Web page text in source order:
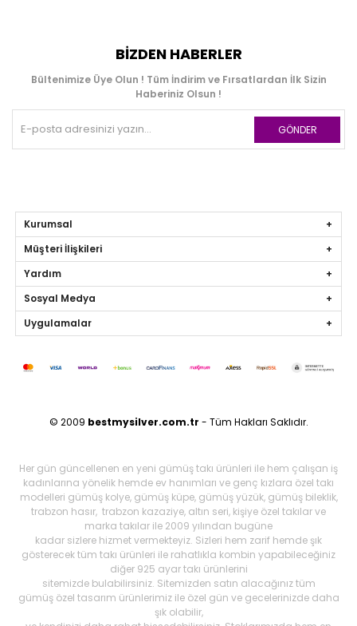
BIZDEN HABERLER
Bültenimize Üye Olun ! Tüm İndirim ve Fırsatlardan İlk Sizin
Haberiniz Olsun !
GÖNDER
Kurumsal
Müşteri İlişkileri
Yardım
Sosyal Medya
Uygulamalar
© 2009 bestmysilver.com.tr - Tüm Hakları Saklıdır.
Her gün güncellenen en yeni gümüş takı ürünleri ile hem çalışan iş
kadınlarına yönelik hemde ev hanımları ve genç kızlara özel takı
modelleri gümüş kolye, gümüş küpe, gümüş yüzük, gümüş bileklik,
trabzon hasır, trabzon kazaziye, altın seri, kişiye özel takılar ve
marka takılar ile 2009 yılından bugüne
kadar sizlere hizmet vermekteyiz. Sizleri hem zarif hemde şık
gösterecek tüm takı ürünleri ile rahatlıkla kombin yapabileceğiniz
diğer 925 ayar takı ürünlerini
sitemizde bulabilirsiniz. Sitemizden satın alacağınız tüm
gümüş özel tasarım ürünlerimiz ile özel gün ve gecelerinizde daha
şık olabilir,